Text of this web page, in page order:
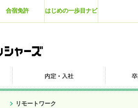
合宿免許 はじめの一歩目ナビ
リモートワーク